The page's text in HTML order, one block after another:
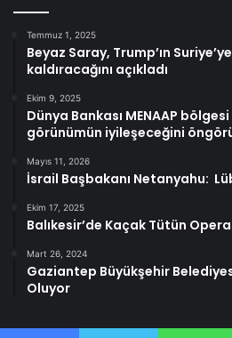
Temmuz 1, 2025
Beyaz Saray, Trump’ın
kaldıracağını açıkladı
Ekim 9, 2025
Dünya Bankası MENAAP
görünümün iyileşeceğini
Mayıs 11, 2026
İsrail Başbakanı Netanyahu:
Ekim 17, 2025
Balıkesir’de Kaçak Tütün
Mart 26, 2024
Gaziantep Büyükşehir
Oluyor